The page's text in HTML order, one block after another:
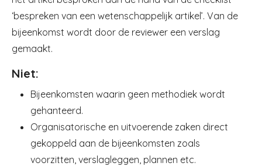
‘bespreken van een wetenschappelijk artikel’. Van de
bijeenkomst wordt door de reviewer een verslag
gemaakt.
Niet:
Bijeenkomsten waarin geen methodiek wordt
gehanteerd.
Organisatorische en uitvoerende zaken direct
gekoppeld aan de bijeenkomsten zoals
voorzitten, verslagleggen, plannen etc.